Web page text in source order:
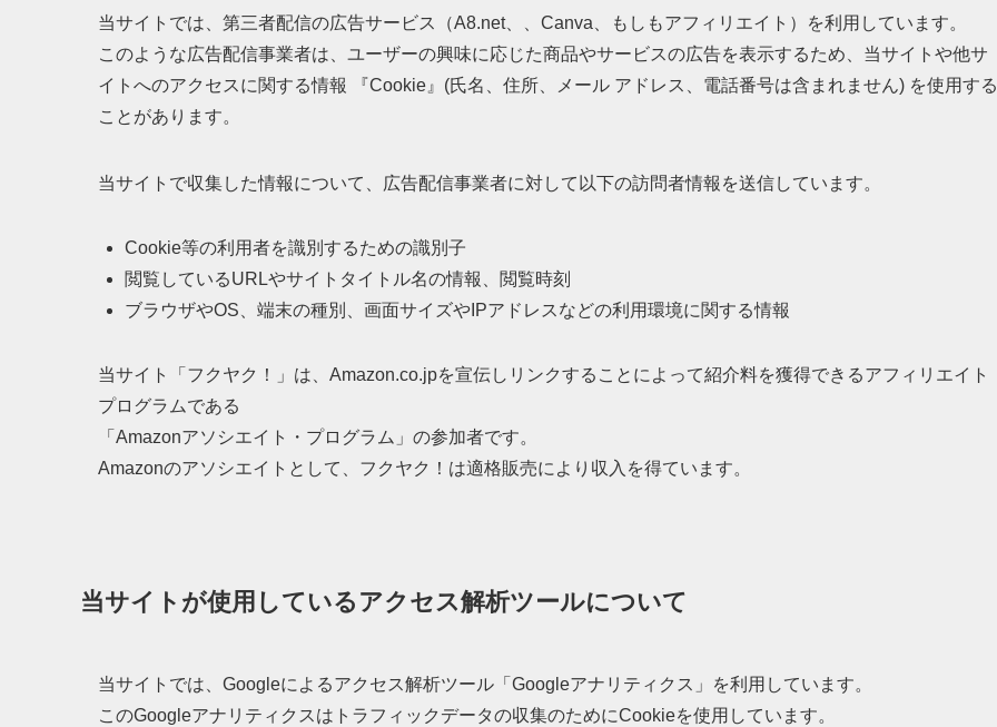
当サイトでは、第三者配信の広告サービス（A8.net、、Canva、もしもアフィリエイト）を利用しています。
このような広告配信事業者は、ユーザーの興味に応じた商品やサービスの広告を表示するため、当サイトや他サ
イトへのアクセスに関する情報 『Cookie』(氏名、住所、メール アドレス、電話番号は含まれません) を使用する
ことがあります。
当サイトで収集した情報について、広告配信事業者に対して以下の訪問者情報を送信しています。
Cookie等の利用者を識別するための識別子
閲覧しているURLやサイトタイトル名の情報、閲覧時刻
ブラウザやOS、端末の種別、画面サイズやIPアドレスなどの利用環境に関する情報
当サイト「フクヤク！」は、Amazon.co.jpを宣伝しリンクすることによって紹介料を獲得できるアフィリエイト
プログラムである
「Amazonアソシエイト・プログラム」の参加者です。
Amazonのアソシエイトとして、フクヤク！は適格販売により収入を得ています。
当サイトが使用しているアクセス解析ツールについて
当サイトでは、Googleによるアクセス解析ツール「Googleアナリティクス」を利用しています。
このGoogleアナリティクスはトラフィックデータの収集のためにCookieを使用しています。